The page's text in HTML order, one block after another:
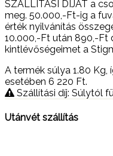
SZÁLLÍTÁSI DÍJAT a
meg. 50.000,-Ft-ig a
érték nyilvánítás
10.000,-Ft után 890,-Ft
kintlévőségeimet a
A termék súlya 1.80 Kg,
esetében 6 220 Ft.
Szállítási díj: Súlytól
Utánvét szállítás